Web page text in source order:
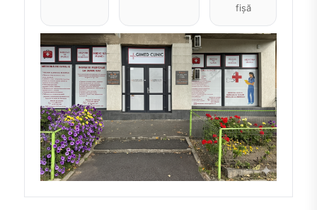
fișă